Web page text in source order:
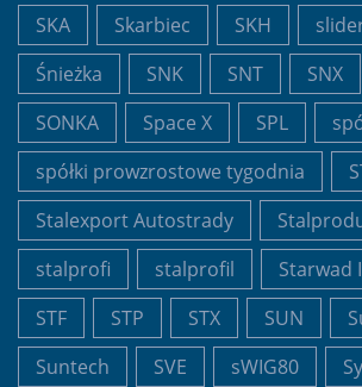
SKA
Skarbiec SKH
Śnieżka
SNK SNT SNX
SONKA
Space X SPL
spółki prowzrostowe tygodnia
Stalexport Autostrady
stalprofi
stalprofil
Starwad
STF
STP STX SUN
Suntech
SVE sWIG80